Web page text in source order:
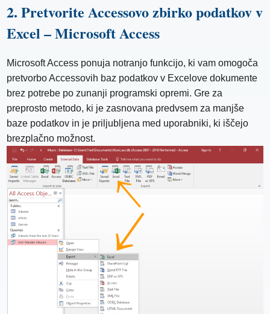
2. Pretvorite Accessovo zbirko podatkov v
Excel – Microsoft Access
Microsoft Access ponuja notranjo funkcijo, ki vam omogoča
pretvorbo Accessovih baz podatkov v Excelove dokumente
brez potrebe po zunanji programski opremi. Gre za
preprosto metodo, ki je zasnovana predvsem za manjše
baze podatkov in je priljubljena med uporabniki, ki iščejo
brezplačno možnost.